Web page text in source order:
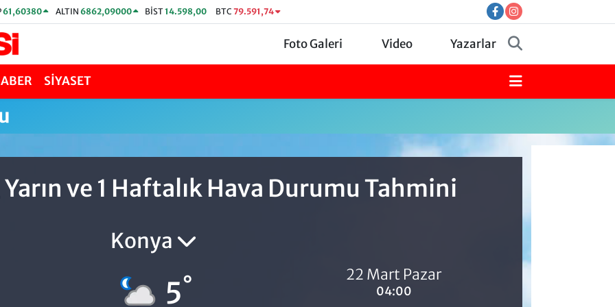
61,60380 ALTIN 6862,09000 BİST14.598,00 BTC 79.591,74
Foto Galeri Video Yazarlar
SİYASET
ve 1 Haftalık Hava Durumu Tahmini
Konya
5° 22 Mart Pazar
04:00